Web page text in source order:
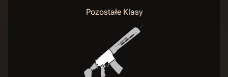
Pozostałe Klasy